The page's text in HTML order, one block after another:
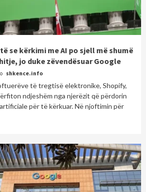
se kërkimi me AI po sjell më shumë
jo duke zëvendësuar Google
shkence.info
të tregtisë elektronike, Shopify,
ndjeshëm nga njerëzit që përdorin
për të kërkuar. Në njoftimin për